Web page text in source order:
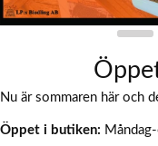
Nu är sommaren här och
Öppet i butiken: